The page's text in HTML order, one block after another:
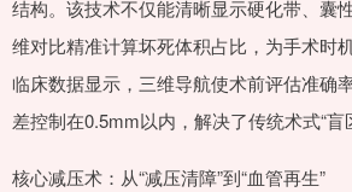
结构。该技术不仅能清晰显示硬化带、囊
维对比精准计算坏死体积占比，为手术时
临床数据显示，三维导航使术前评估准确
差控制在0.5mm以内，解决了传统术式“盲
核心减压术：从“减压清障”到“血管再生”